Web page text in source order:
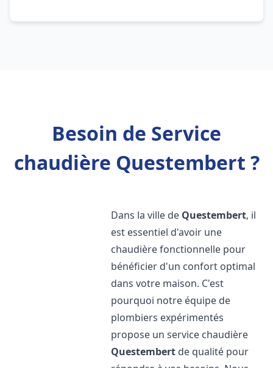
Besoin de Service
chaudière Questembert ?
Dans la ville de Questembert, il
est essentiel d'avoir une
chaudière fonctionnelle pour
bénéficier d'un confort optimal
dans votre maison. C'est
pourquoi notre équipe de
plombiers expérimentés
propose un service chaudière
Questembert de qualité pour